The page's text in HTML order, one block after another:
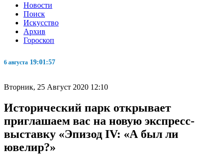
Новости
Поиск
Искусство
Архив
Гороскоп
6 августа 19:01:57
Вторник, 25 Август 2020 12:10
Исторический парк открывает
приглашаем вас на новую экспресс-
выставку «Эпизод IV: «А был ли
ювелир?»